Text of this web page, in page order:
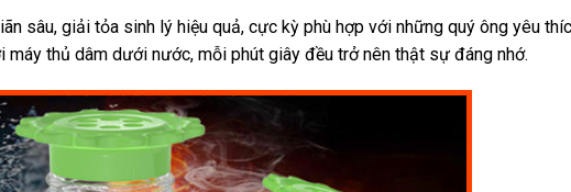
sâu, giải tỏa sinh lý hiệu quả, cực kỳ phù hợp với những quý ông yêu
thủ dâm dưới nước, mỗi phút giây đều trở nên thật sự đáng nhớ.